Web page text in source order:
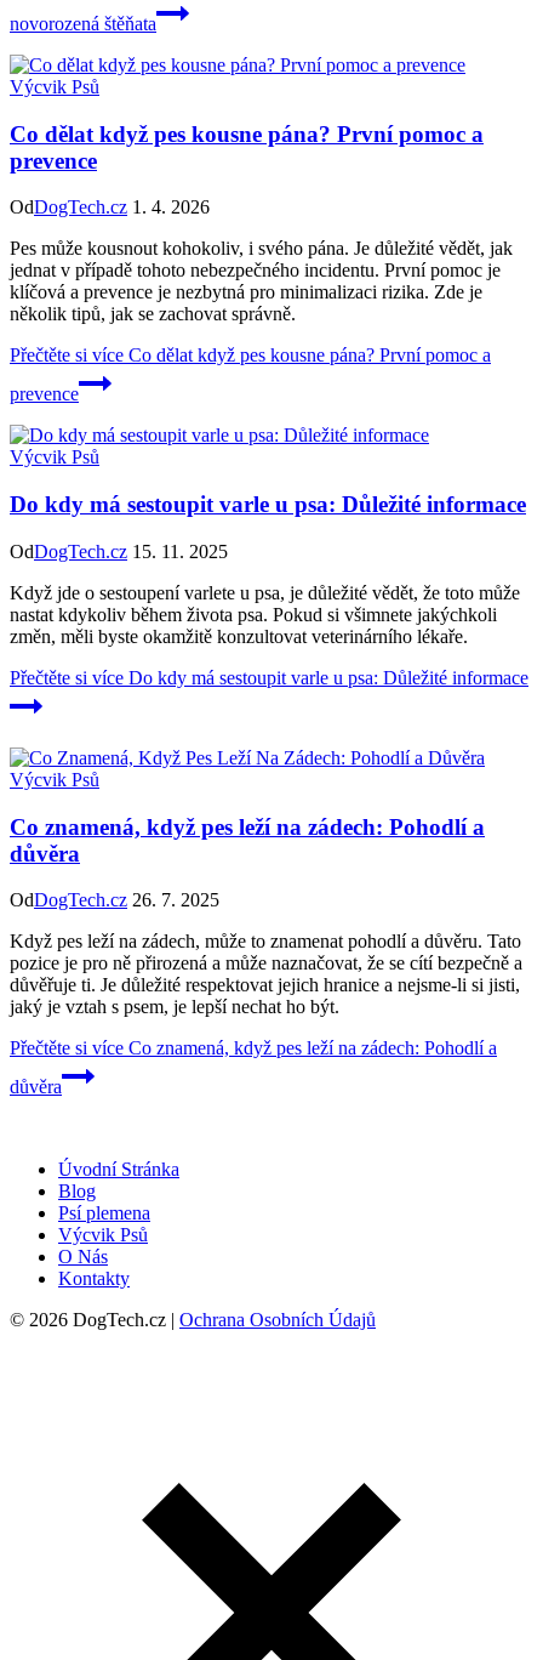
novorozená štěňata
Výcvik Psů
Co dělat když pes kousne pána? První pomoc a
prevence
OdDogTech.cz 1. 4. 2026
Pes může kousnout kohokoliv, i svého pána. Je důležité vědět, jak
jednat v případě tohoto nebezpečného incidentu. První pomoc je
klíčová a prevence je nezbytná pro minimalizaci rizika. Zde je
několik tipů, jak se zachovat správně.
Přečtěte si více Co dělat když pes kousne pána? První pomoc a
prevence
Výcvik Psů
Do kdy má sestoupit varle u psa: Důležité informace
OdDogTech.cz 15. 11. 2025
Když jde o sestoupení varlete u psa, je důležité vědět, že toto může
nastat kdykoliv během života psa. Pokud si všimnete jakýchkoli
změn, měli byste okamžitě konzultovat veterinárního lékaře.
Přečtěte si více Do kdy má sestoupit varle u psa: Důležité informace
Výcvik Psů
Co znamená, když pes leží na zádech: Pohodlí a
důvěra
OdDogTech.cz 26. 7. 2025
Když pes leží na zádech, může to znamenat pohodlí a důvěru. Tato
pozice je pro ně přirozená a může naznačovat, že se cítí bezpečně a
důvěřuje ti. Je důležité respektovat jejich hranice a nejsme-li si jisti,
jaký je vztah s psem, je lepší nechat ho být.
Přečtěte si více Co znamená, když pes leží na zádech: Pohodlí a
důvěra
Úvodní Stránka
Blog
Psí plemena
Výcvik Psů
O Nás
Kontakty
© 2026 DogTech.cz | Ochrana Osobních Údajů